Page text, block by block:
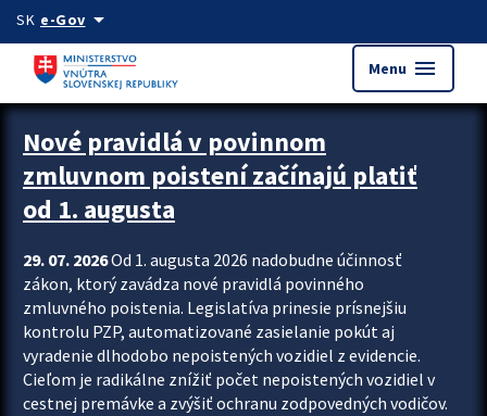
Preskocit na hlavný obsah
SK e-Govarrow_drop_down
Menu menu
Zastavit automatický posun upútavok
Nové pravidlá v povinnom
zmluvnom poistení začínajú platiť
od 1. augusta
29. 07. 2026Od 1. augusta 2026 nadobudne účinnosť
zákon, ktorý zavádza nové pravidlá povinného
zmluvného poistenia. Legislatíva prinesie prísnejšiu
kontrolu PZP, automatizované zasielanie pokút aj
vyradenie dlhodobo nepoistených vozidiel z evidencie.
Cieľom je radikálne znížiť počet nepoistených vozidiel v
cestnej premávke a zvýšiť ochranu zodpovedných vodičov.